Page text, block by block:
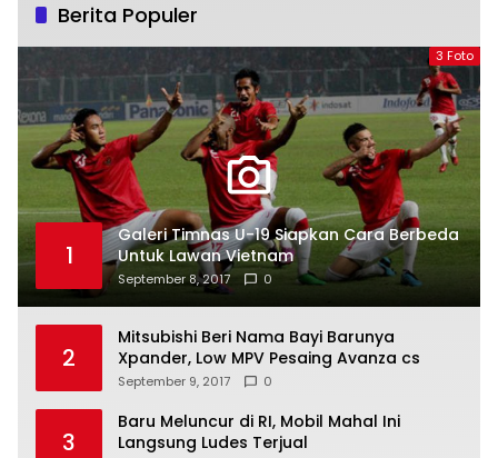
Berita Populer
3 Foto
1
Galeri Timnas U-19 Siapkan Cara Berbeda
Untuk Lawan Vietnam
September 8, 2017 0
2
Mitsubishi Beri Nama Bayi Barunya
Xpander, Low MPV Pesaing Avanza cs
September 9, 2017 0
3
Baru Meluncur di RI, Mobil Mahal Ini
Langsung Ludes Terjual